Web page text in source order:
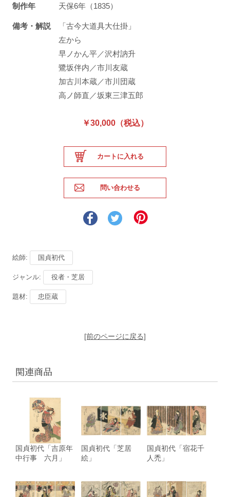
制作年 天保6年（1835）
備考・解説
「古今大道具大仕掛」
左から
早ノかん平／沢村訥升
鷺坂伴内／市川友蔵
加古川本蔵／市川団蔵
高ノ師直／坂東三津五郎
￥30,000（税込）
絵師: 国貞初代
ジャンル: 役者・芝居
題材: 忠臣蔵
[前のページに戻る]
関連商品
国貞初代「吉原年
中行事 六月」
国貞初代「芝居
絵」
国貞初代「宿花千
人禿」